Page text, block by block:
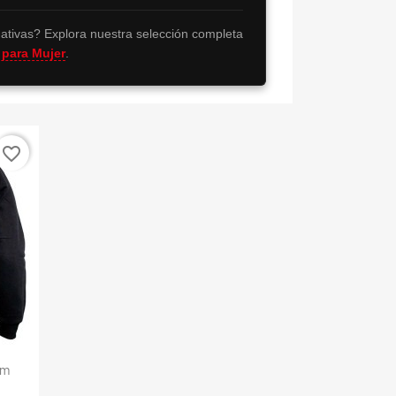
Explora nuestra selección completa
Mujer.
favorite_border